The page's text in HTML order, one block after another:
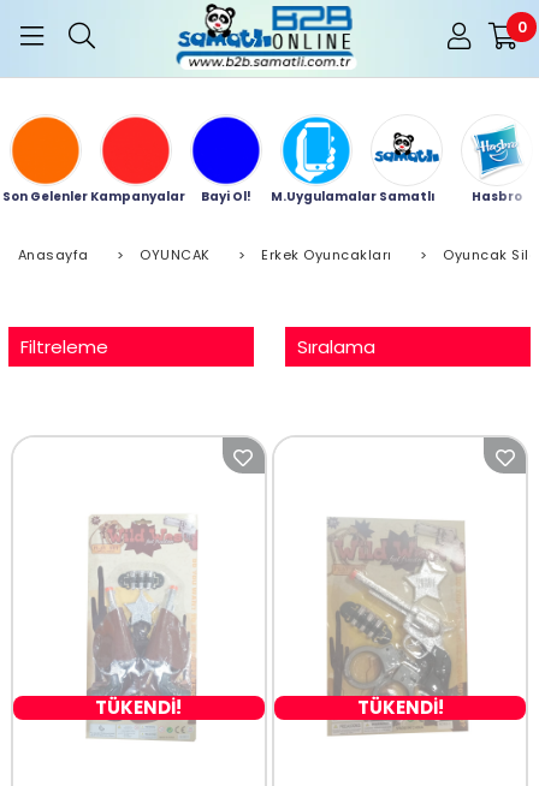
0
Son Gelenler Kampanyalar Bayi Ol! M.Uygulamalar Samatlı Hasbro
Anasayfa > OYUNCAK > Erkek Oyuncakları > Oyuncak
Filtreleme Sıralama
TÜKENDİ! TÜKENDİ!